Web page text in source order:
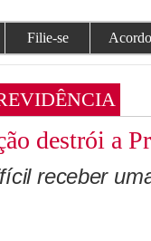
Filie-se
destrói a
receber